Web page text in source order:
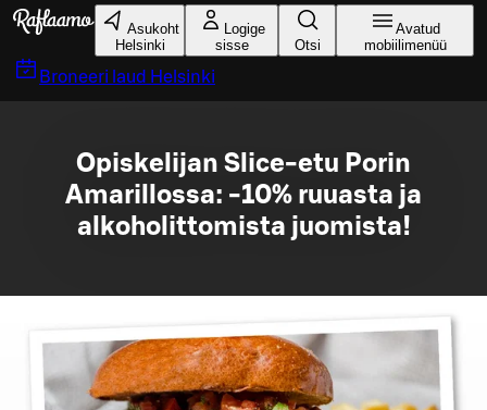
Liigu peamise sisu juurde
Asukoht
Helsinki
Logige
sisse
Otsi
Avatud
mobiilimenüü
Broneeri laud Helsinki
Opiskelijan Slice-etu Porin
Amarillossa: -10% ruuasta ja
alkoholittomista juomista!